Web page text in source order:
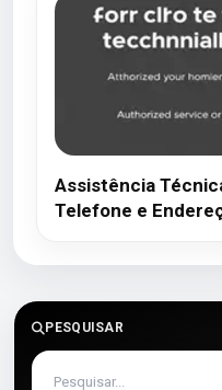
Assistência
Telefone e
PESQUISAR